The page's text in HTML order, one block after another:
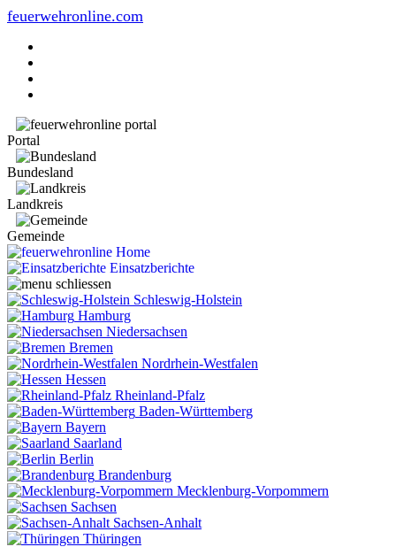
feuerwehronline.com
Portal
Bundesland
Landkreis
Gemeinde
Home
Einsatzberichte
Schleswig-Holstein
Hamburg
Niedersachsen
Bremen
Nordrhein-Westfalen
Hessen
Rheinland-Pfalz
Baden-Württemberg
Bayern
Saarland
Berlin
Brandenburg
Mecklenburg-Vorpommern
Sachsen
Sachsen-Anhalt
Thüringen